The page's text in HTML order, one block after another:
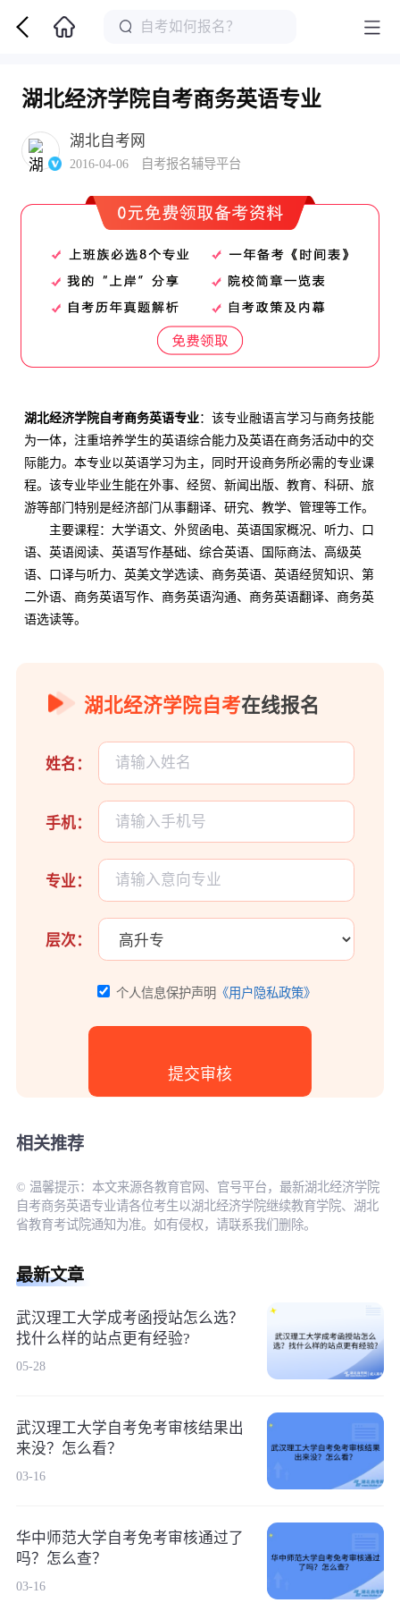
湖北经济学院自考商务英语专业
湖北自考网
2016-04-06 自考报名辅导平台
湖北经济学院自考商务英语专业：该专业融语言学习与商务技能
为一体，注重培养学生的英语综合能力及英语在商务活动中的交
际能力。本专业以英语学习为主，同时开设商务所必需的专业课
程。该专业毕业生能在外事、经贸、新闻出版、教育、科研、旅
游等部门特别是经济部门从事翻译、研究、教学、管理等工作。
主要课程：大学语文、外贸函电、英语国家概况、听力、口
语、英语阅读、英语写作基础、综合英语、国际商法、高级英
语、口译与听力、英美文学选读、商务英语、英语经贸知识、第
二外语、商务英语写作、商务英语沟通、商务英语翻译、商务英
语选读等。
湖北经济学院自考在线报名
姓名：
手机：
专业：
层次：
个人信息保护声明 《用户隐私政策》
相关推荐
© 温馨提示：本文来源各教育官网、官号平台，最新湖北经济学院
自考商务英语专业请各位考生以湖北经济学院继续教育学院、湖北
省教育考试院通知为准。如有侵权，请联系我们删除。
最新文章
武汉理工大学成考函授站怎么选？
找什么样的站点更有经验?
05-28
武汉理工大学自考免考审核结果出
来没？怎么看？
03-16
华中师范大学自考免考审核通过了
吗？怎么查？
03-16